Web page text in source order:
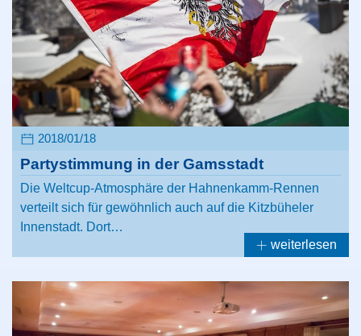
2018/01/18
Partystimmung in der Gamsstadt
Die Weltcup-Atmosphäre der Hahnenkamm-Rennen
verteilt sich für gewöhnlich auch auf die Kitzbüheler
Innenstadt. Dort…
weiterlesen